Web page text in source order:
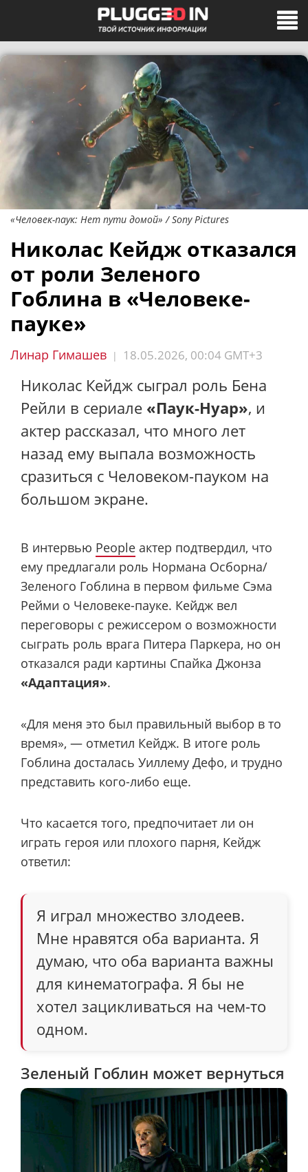
«Человек-паук: Нет пути домой» / Sony Pictures
Николас Кейдж отказался
от роли Зеленого
Гоблина в «Человеке-
пауке»
Линар Гимашев | 18.05.2026, 00:04 GMT+3
Николас Кейдж сыграл роль Бена
Рейли в сериале «Паук-Нуар», и
актер рассказал, что много лет
назад ему выпала возможность
сразиться с Человеком-пауком на
большом экране.
В интервью People актер подтвердил, что
ему предлагали роль Нормана Осборна/
Зеленого Гоблина в первом фильме Сэма
Рейми о Человеке-пауке. Кейдж вел
переговоры с режиссером о возможности
сыграть роль врага Питера Паркера, но он
отказался ради картины Спайка Джонза
«Адаптация».
«Для меня это был правильный выбор в то
время», — отметил Кейдж. В итоге роль
Гоблина досталась Уиллему Дефо, и трудно
представить кого-либо еще.
Что касается того, предпочитает ли он
играть героя или плохого парня, Кейдж
ответил:
Я играл множество злодеев.
Мне нравятся оба варианта. Я
думаю, что оба варианта важны
для кинематографа. Я бы не
хотел зацикливаться на чем-то
одном.
Зеленый Гоблин может вернуться